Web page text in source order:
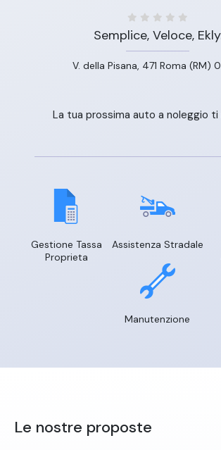
Semplice, Veloce,
V. della Pisana, 471 Roma (RM)
La tua prossima auto a noleggio
Gestione Tassa
Proprieta
Assistenza Stradale
Manutenzione
Le nostre proposte